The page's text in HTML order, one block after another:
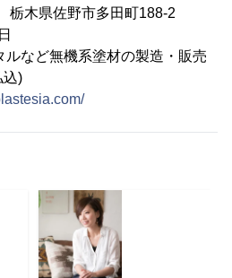
木県佐野市多田町188-2
など無機系塗材の製造・販売
)